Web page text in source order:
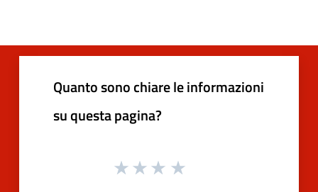
Quanto sono chiare le informazioni
su questa pagina?